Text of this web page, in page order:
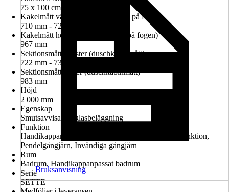
75 x 100 cm
Kakelmått vänster (glasrutans mitt på fogen)
710 mm - 724 mm
Kakelmått höger (glasrutans mitt på fogen)
967 mm
Sektionsmått vänster (duschkabinmått)
722 mm - 736 mm
Sektionsmått höger (duschkabinmått)
983 mm
Höjd
2 000 mm
Egenskap
Smutsavvisande glasbeläggning
Funktion
Handikappanpassad montering möjlig, Lyft-sänk-funktion,
Pendelgångjärn, Invändiga gångjärn
Rum
Badrum, Handikappanpassat badrum
Serie
SETTE
Bruksanvisning